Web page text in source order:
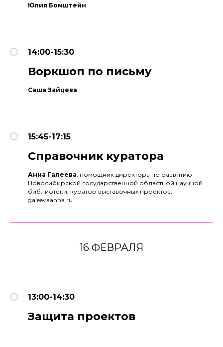
Юлия Бомштейн
14:00-15:30
Воркшоп по письму
Саша Зайцева
15:45-17:15
Справочник куратора
Анна Галеева , помощник директора по развитию
Новосибирской государственной областной научной
библиотеки, куратор выставочных проектов,
galeevaanna.ru
16 ФЕВРАЛЯ
13:00-14:30
Защита проектов